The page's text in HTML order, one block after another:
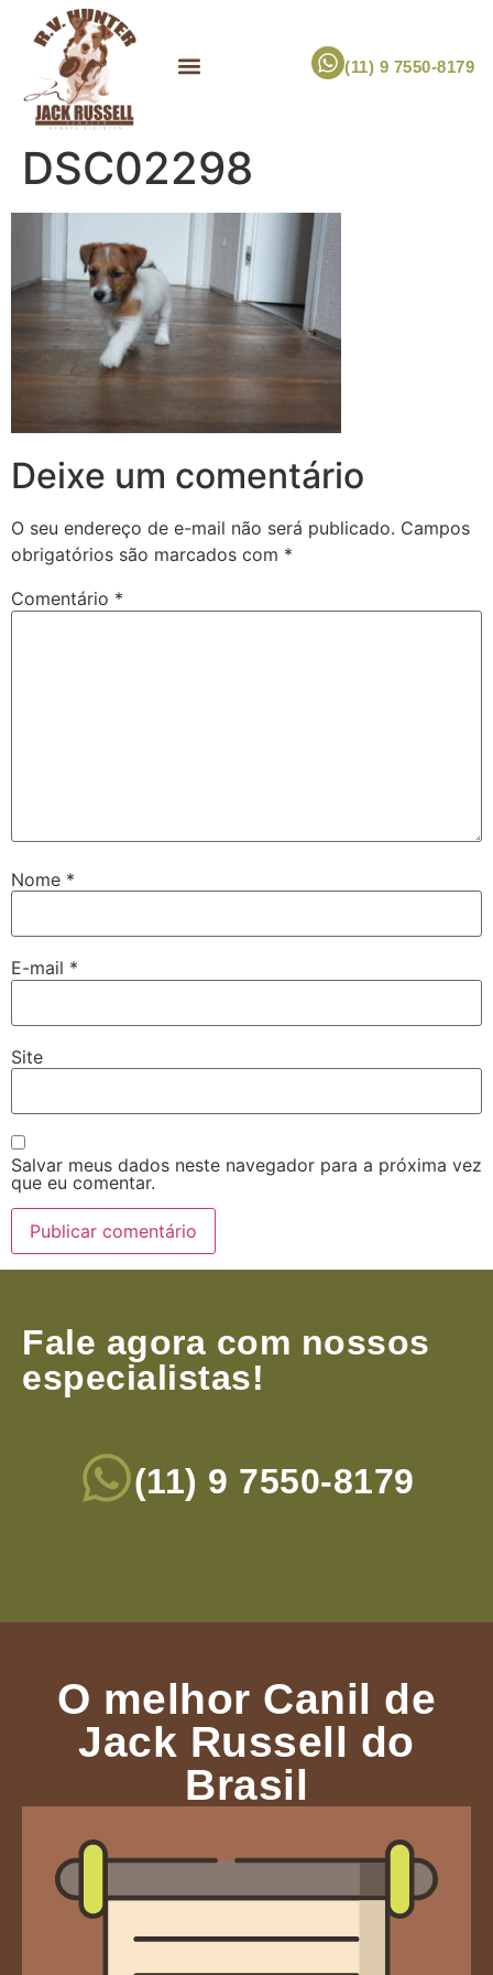
(11) 9 7550-8179
DSC02298
Deixe um comentário
O seu endereço de e-mail não será publicado. Campos
obrigatórios são marcados com *
Comentário *
Nome *
E-mail *
Site
Salvar meus dados neste navegador para a próxima vez
que eu comentar.
Fale agora com nossos
especialistas!
(11) 9 7550-8179
O melhor Canil de
Jack Russell do
Brasil